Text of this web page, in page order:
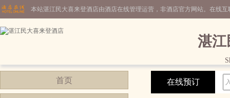
本站湛江民大喜来登酒店由酒店在线管理运营，非酒店官方网站。在线
湛江
首页 在线预订